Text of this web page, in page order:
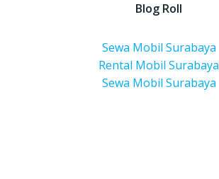
Blog Roll
Sewa Mobil Surabaya
Rental Mobil Surabaya
Sewa Mobil Surabaya